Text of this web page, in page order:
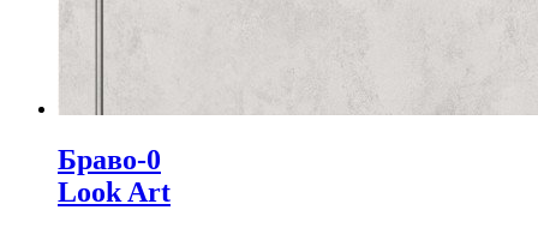
Браво-0
Look Art